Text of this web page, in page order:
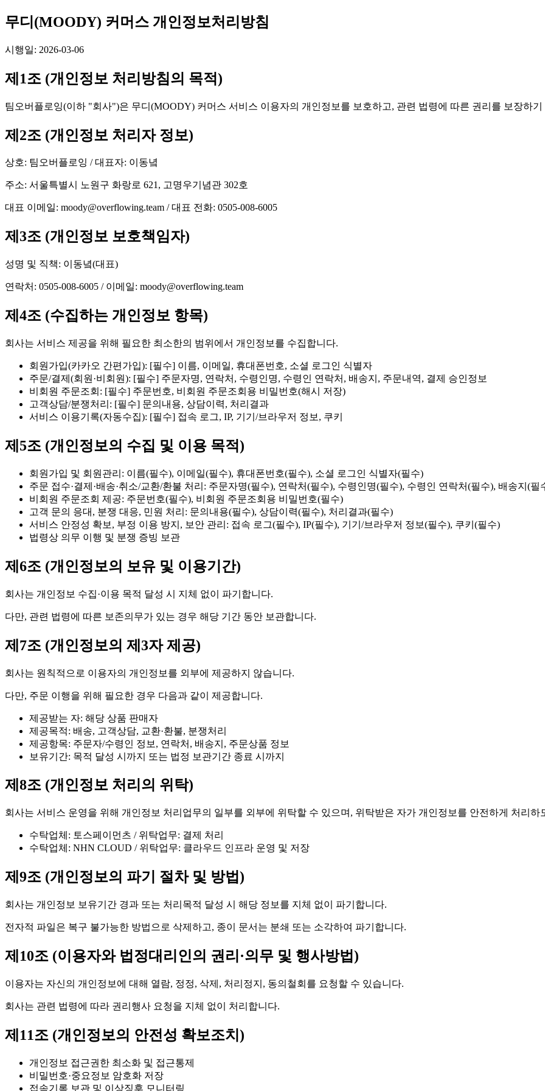
무디(MOODY) 커머스 개인정보처리방침
시행일: 2026-03-06
제1조 (개인정보 처리방침의 목적)
팀오버플로잉(이하 "회사")은 무디(MOODY) 커머스 서비스 이용자의 개인정보를 보호하고, 관련 법령에 따른 권리를 보장하
제2조 (개인정보 처리자 정보)
상호: 팀오버플로잉 / 대표자: 이동녘
주소: 서울특별시 노원구 화랑로 621, 고명우기념관 302호
대표 이메일: moody@overflowing.team / 대표 전화: 0505-008-6005
제3조 (개인정보 보호책임자)
성명 및 직책: 이동녘(대표)
연락처: 0505-008-6005 / 이메일: moody@overflowing.team
제4조 (수집하는 개인정보 항목)
회사는 서비스 제공을 위해 필요한 최소한의 범위에서 개인정보를 수집합니다.
회원가입(카카오 간편가입): [필수] 이름, 이메일, 휴대폰번호, 소셜 로그인 식별자
주문/결제(회원·비회원): [필수] 주문자명, 연락처, 수령인명, 수령인 연락처, 배송지, 주문내역, 결제 승인정보
비회원 주문조회: [필수] 주문번호, 비회원 주문조회용 비밀번호(해시 저장)
고객상담/분쟁처리: [필수] 문의내용, 상담이력, 처리결과
서비스 이용기록(자동수집): [필수] 접속 로그, IP, 기기/브라우저 정보, 쿠키
제5조 (개인정보의 수집 및 이용 목적)
회원가입 및 회원관리: 이름(필수), 이메일(필수), 휴대폰번호(필수), 소셜 로그인 식별자(필수)
주문 접수·결제·배송·취소/교환/환불 처리: 주문자명(필수), 연락처(필수), 수령인명(필수), 수령인 연락처(필수), 배송지(
비회원 주문조회 제공: 주문번호(필수), 비회원 주문조회용 비밀번호(필수)
고객 문의 응대, 분쟁 대응, 민원 처리: 문의내용(필수), 상담이력(필수), 처리결과(필수)
서비스 안정성 확보, 부정 이용 방지, 보안 관리: 접속 로그(필수), IP(필수), 기기/브라우저 정보(필수), 쿠키(필수)
법령상 의무 이행 및 분쟁 증빙 보관
제6조 (개인정보의 보유 및 이용기간)
회사는 개인정보 수집·이용 목적 달성 시 지체 없이 파기합니다.
다만, 관련 법령에 따른 보존의무가 있는 경우 해당 기간 동안 보관합니다.
제7조 (개인정보의 제3자 제공)
회사는 원칙적으로 이용자의 개인정보를 외부에 제공하지 않습니다.
다만, 주문 이행을 위해 필요한 경우 다음과 같이 제공합니다.
제공받는 자: 해당 상품 판매자
제공목적: 배송, 고객상담, 교환·환불, 분쟁처리
제공항목: 주문자/수령인 정보, 연락처, 배송지, 주문상품 정보
보유기간: 목적 달성 시까지 또는 법정 보관기간 종료 시까지
제8조 (개인정보 처리의 위탁)
회사는 서비스 운영을 위해 개인정보 처리업무의 일부를 외부에 위탁할 수 있으며, 위탁받은 자가 개인정보를 안전하게 처리하
수탁업체: 토스페이먼츠 / 위탁업무: 결제 처리
수탁업체: NHN CLOUD / 위탁업무: 클라우드 인프라 운영 및 저장
제9조 (개인정보의 파기 절차 및 방법)
회사는 개인정보 보유기간 경과 또는 처리목적 달성 시 해당 정보를 지체 없이 파기합니다.
전자적 파일은 복구 불가능한 방법으로 삭제하고, 종이 문서는 분쇄 또는 소각하여 파기합니다.
제10조 (이용자와 법정대리인의 권리·의무 및 행사방법)
이용자는 자신의 개인정보에 대해 열람, 정정, 삭제, 처리정지, 동의철회를 요청할 수 있습니다.
회사는 관련 법령에 따라 권리행사 요청을 지체 없이 처리합니다.
제11조 (개인정보의 안전성 확보조치)
개인정보 접근권한 최소화 및 접근통제
비밀번호·중요정보 암호화 저장
접속기록 보관 및 이상징후 모니터링